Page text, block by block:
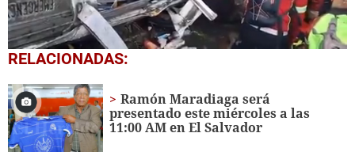
0
seconds
36
seconds
RELACIONADAS:
Ramón Maradiaga será
presentado este miércoles a las
11:00 AM en El Salvador